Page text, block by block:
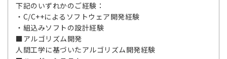
下記のいずれかのご経験：
・C/C++によるソフトウェア開発経験
・組込みソフトの設計経験
■アルゴリズム開発
人間工学に基づいたアルゴリズム開発経験